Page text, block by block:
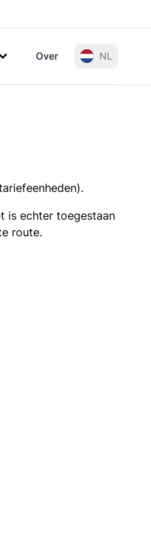
Over NL
is echter toegestaan
route.